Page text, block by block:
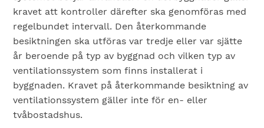
kravet att kontroller därefter ska genomföras med
regelbundet intervall. Den återkommande
besiktningen ska utföras var tredje eller var sjätte
år beroende på typ av byggnad och vilken typ av
ventilationssystem som finns installerat i
byggnaden. Kravet på återkommande besiktning av
ventilationssystem gäller inte för en- eller
tvåbostadshus.